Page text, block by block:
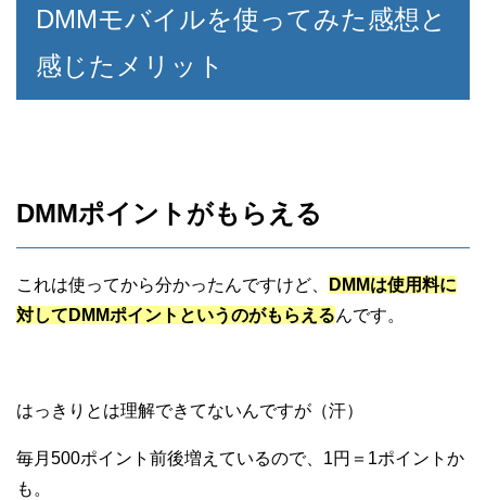
DMMモバイルを使ってみた感想と
感じたメリット
DMMポイントがもらえる
これは使ってから分かったんですけど、
DMMは使用料に
対してDMMポイントというのがもらえるんです。
はっきりとは理解できてないんですが（汗）
毎月500ポイント前後増えているので、1円＝1ポイントか
も。